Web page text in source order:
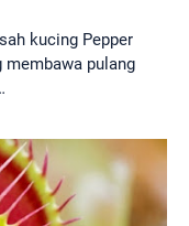
kucing Pepper
pulang